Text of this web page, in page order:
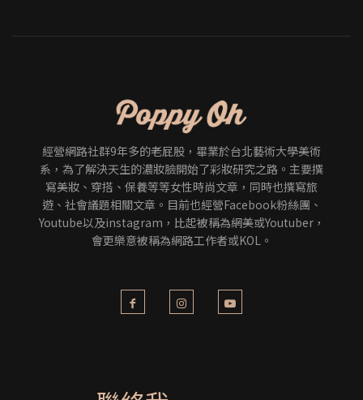
經營網路社群9年多的老屁股，畢業於台北藝術大學美術
系，為了解決天生的濃妝臉開始了彩妝研究之路。主要撰
寫美妝、穿搭、保養等等女性時尚文章，同時也撰寫旅
遊、社會議題相關文章。目前也經營Facebook粉絲團、
Youtube以及instagram，比起被稱為網美或Youtuber，
會更樂意被稱為網路工作者或KOL。